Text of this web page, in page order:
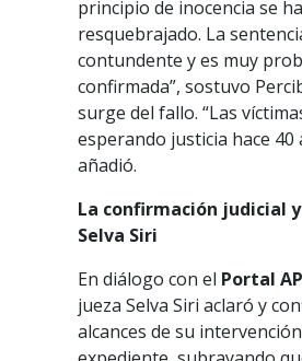
principio de inocencia se
resquebrajado. La
contundente y es muy
confirmada”, sostuvo
surge del fallo. “Las
esperando justicia hace 40
añadió.
La confirmación judicial y
Selva Siri
En diálogo con el Portal
jueza Selva Siri aclaró y
alcances de su